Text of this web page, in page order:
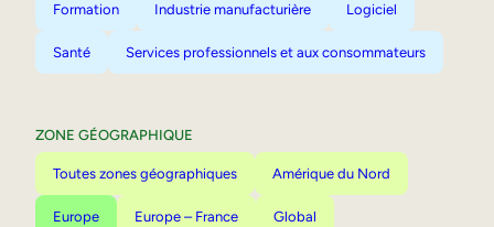
Formation Industrie manufacturière Logiciel
Santé Services professionnels et aux consommateurs
ZONE GÉOGRAPHIQUE
Toutes zones géographiques Amérique du Nord
Europe Europe – France Global